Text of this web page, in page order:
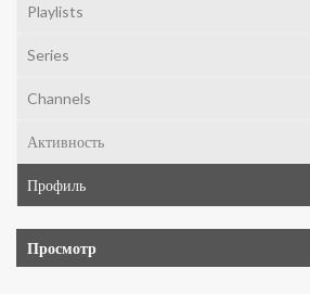
Playlists
Series
Channels
Активность
Профиль
Просмотр